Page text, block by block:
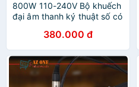
800W 110-240V Bộ khuếch
đại âm thanh ký thuật số có
380.000 đ